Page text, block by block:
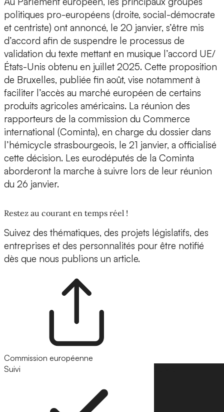
politiques pro-européens (droite, social-démocrate
et centriste) ont annoncé, le 20 janvier, s’être mis
d’accord afin de suspendre le processus de
validation du texte mettant en musique l’accord UE/
États-Unis obtenu en juillet 2025. Cette proposition
de Bruxelles, publiée fin août, vise notamment à
faciliter l’accès au marché européen de certains
produits agricoles américains. La réunion des
rapporteurs de la commission du Commerce
international (Cominta), en charge du dossier dans
l’hémicycle strasbourgeois, le 21 janvier, a officialisé
cette décision. Les eurodéputés de la Cominta
aborderont la marche à suivre lors de leur réunion
du 26 janvier.
Restez au courant en temps réel !
Suivez des thématiques, des projets législatifs, des
entreprises et des personnalités pour être notifié
dès que nous publions un article.
Commission européenne
Suivi